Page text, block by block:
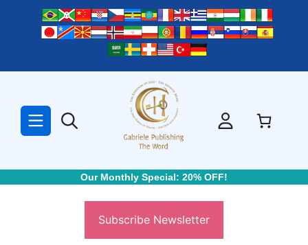
Our Monthly Special: 20% OFF!
Subscribe Newsletter